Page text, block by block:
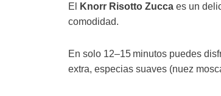
El Knorr Risotto Zucca es un
comodidad.
En solo 12–15 minutos puedes
extra, especias suaves (nuez